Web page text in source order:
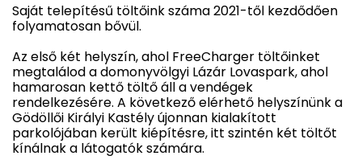
Saját telepítésű töltőink száma 2021-től kezdődően
folyamatosan bővül.
Az első két helyszín, ahol FreeCharger töltőinket
megtalálod a domonyvölgyi Lázár Lovaspark, ahol
hamarosan kettő töltő áll a vendégek
rendelkezésére. A következő elérhető helyszínünk a
Gödöllői Királyi Kastély újonnan kialakított
parkolójában került kiépítésre, itt szintén két töltőt
kínálnak a látogatók számára.